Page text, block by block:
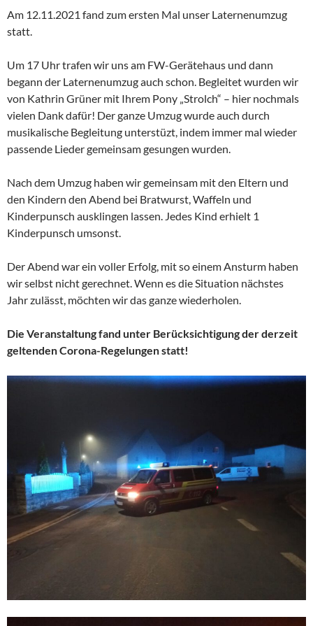
Am 12.11.2021 fand zum ersten Mal unser Laternenumzug
statt.
Um 17 Uhr trafen wir uns am FW-Gerätehaus und dann
begann der Laternenumzug auch schon. Begleitet wurden wir
von Kathrin Grüner mit Ihrem Pony „Strolch“ – hier nochmals
vielen Dank dafür! Der ganze Umzug wurde auch durch
musikalische Begleitung unterstüzt, indem immer mal wieder
passende Lieder gemeinsam gesungen wurden.
Nach dem Umzug haben wir gemeinsam mit den Eltern und
den Kindern den Abend bei Bratwurst, Waffeln und
Kinderpunsch ausklingen lassen. Jedes Kind erhielt 1
Kinderpunsch umsonst.
Der Abend war ein voller Erfolg, mit so einem Ansturm haben
wir selbst nicht gerechnet. Wenn es die Situation nächstes
Jahr zulässt, möchten wir das ganze wiederholen.
Die Veranstaltung fand unter Berücksichtigung der derzeit
geltenden Corona-Regelungen statt!